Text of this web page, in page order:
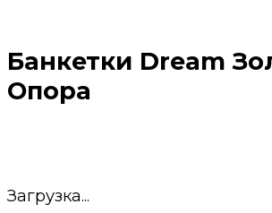
Банкетки Dream
Опора
Загрузка...